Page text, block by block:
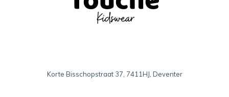
Korte Bisschopstraat 37, 7411HJ, Deventer